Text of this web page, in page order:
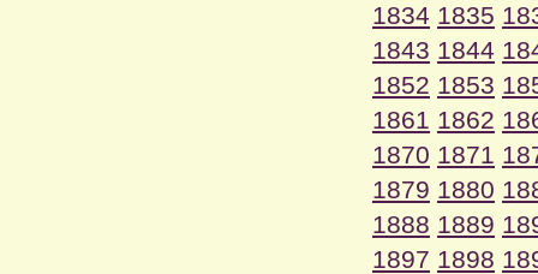
1834 1835
1843 1844
1852 1853
1861 1862
1870 1871
1879 1880
1888 1889
1897 1898